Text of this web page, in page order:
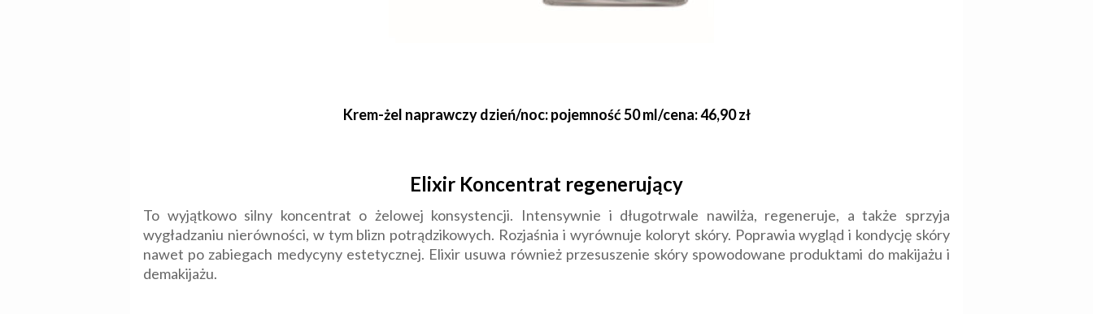
Krem-żel naprawczy dzień/noc: pojemność 50 ml/cena: 46,90 zł
Elixir Koncentrat regenerujący
To wyjątkowo silny koncentrat o żelowej konsystencji. Intensywnie i długotrwale nawilża, regeneruje, a także sprzyja
wygładzaniu nierówności, w tym blizn potrądzikowych. Rozjaśnia i wyrównuje koloryt skóry. Poprawia wygląd i kondycję skóry
nawet po zabiegach medycyny estetycznej. Elixir usuwa również przesuszenie skóry spowodowane produktami do makijażu i
demakijażu.